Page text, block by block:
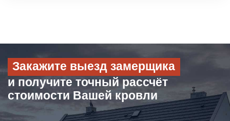
Закажите выезд замерщика
и получите точный рассчёт
стоимости Вашей кровли